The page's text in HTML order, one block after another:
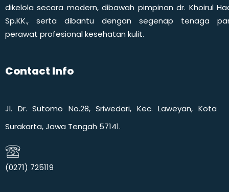
dikelola secara modern, dibawah pimpinan dr. Khoirul
Sp.KK., serta dibantu dengan segenap tenaga
perawat profesional kesehatan kulit.
Contact Info
Jl. Dr. Sutomo No.28, Sriwedari, Kec. Laweyan, Kota
Surakarta, Jawa Tengah 57141.
(0271) 725119​